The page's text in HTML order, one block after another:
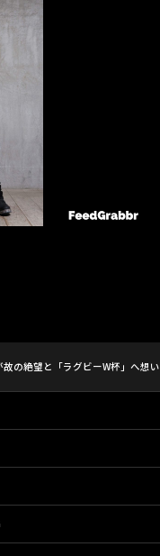
故の絶望と「ラグビーW杯」へ想